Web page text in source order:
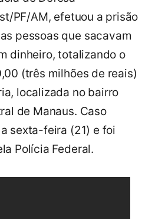
PF/AM, efetuou a prisão
pessoas que sacavam
dinheiro, totalizando o
(três milhões de reais)
localizada no bairro
de Manaus. Caso
sexta-feira (21) e foi
Polícia Federal.